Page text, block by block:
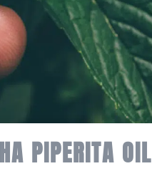
PIPERITA OIL